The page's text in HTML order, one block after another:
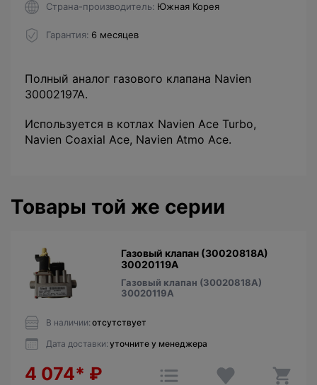
Страна-производитель Южная Корея
Гарантия 6 месяцев
Полный аналог газового клапана Navien
30002197A.
Используется в котлах Navien Ace Turbo,
Navien Coaxial Ace, Navien Atmo Ace.
Товары той же серии
Газовый клапан (30020818A)
30020119A
Газовый клапан (30020818A)
30020119A
В наличии: отсутствует
Дата доставки: уточните у менеджера
4 074* ₽